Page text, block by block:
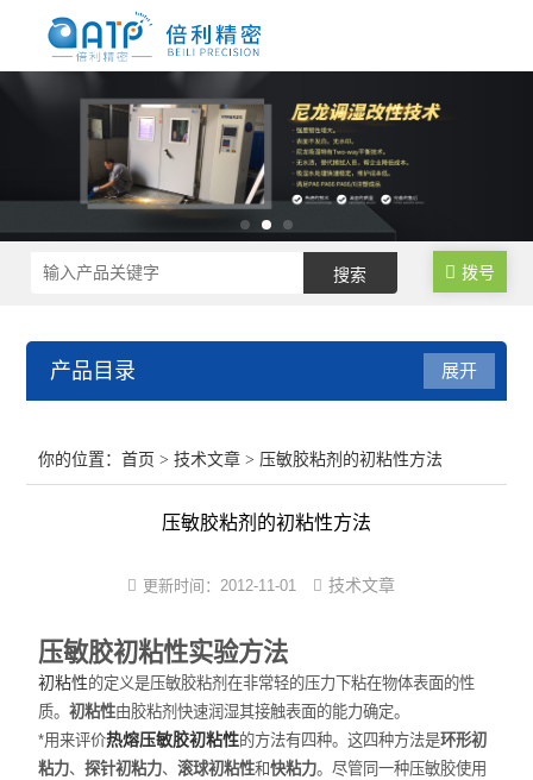
拨号
产品目录
尼龙制品调湿机
PA改性软化处理法
PA6/66蒸煮增湿设备
尼龙镶件快速吸湿机
展开
你的位置：首页 >技术文章 > 压敏胶粘剂的初粘性方法
压敏胶粘剂的初粘性方法
更新时间： 2012-11-01 技术文章
压敏胶初粘性实验方法
初粘性的定义是压敏胶粘剂在非常轻的压力下粘在物体表面的性
质。初粘性由胶粘剂快速润湿其接触表面的能力确定。
*用来评价热熔压敏胶初粘性的方法有四种。这四种方法是环形初
粘力、探针初粘力、滚球初粘性和快粘力。尽管同一种压敏胶使用